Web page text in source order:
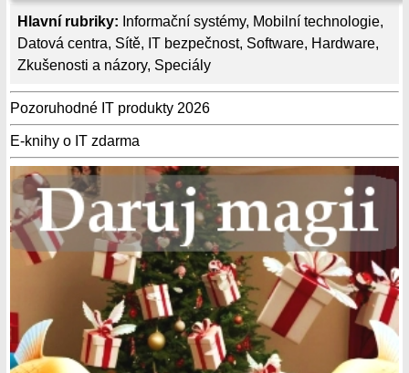
Hlavní rubriky: Informační systémy, Mobilní technologie,
Datová centra, Sítě, IT bezpečnost, Software, Hardware,
Zkušenosti a názory, Speciály
Pozoruhodné IT produkty 2026
E-knihy o IT zdarma